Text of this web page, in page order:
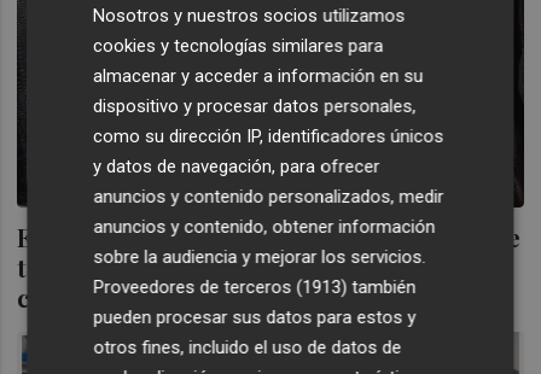
El sector de componentes del calzado ya ve
trabas por el conflicto en Ucrania: pedidos
cancelados
Nosotros y nuestros socios utilizamos
cookies y tecnologías similares para
almacenar y acceder a información en su
dispositivo y procesar datos personales,
como su dirección IP, identificadores únicos
y datos de navegación, para ofrecer
anuncios y contenido personalizados, medir
anuncios y contenido, obtener información
sobre la audiencia y mejorar los servicios.
Proveedores de terceros (1913) también
pueden procesar sus datos para estos y
otros fines, incluido el uso de datos de